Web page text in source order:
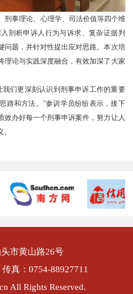
刑事理论、心理学、司法价值等四个维
剖析申诉人行为与诉求、复杂证据判
问题，并针对性提出应对思路。本次培
理论与实践深度融合，有效加深了大家
们更深刻认识到刑事申诉工作的重要
路和方法。”参训学员纷纷表示，接下
效办好每一个刑事申诉案件，努力让人
市黄山路26号
真：0754-88927711
All Rights Reserved.